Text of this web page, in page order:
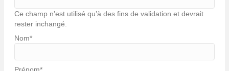
Ce champ n’est utilisé qu’à des fins de validation et devrait
rester inchangé.
Nom*